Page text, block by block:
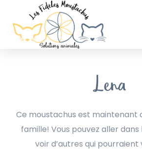
Lena
Ce moustachus est maintenant
famille! Vous pouvez aller dans
voir d’autres qui pourraient